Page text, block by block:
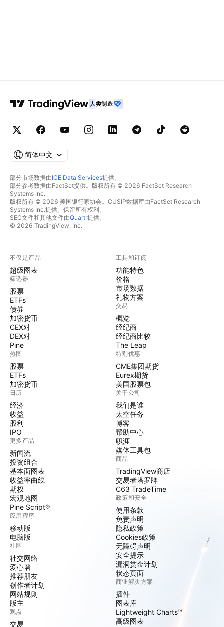
人类制造
简体中文
部分市场数据由ICE Data Services提供。
部分参考数据由FactSet提供。版权所有 © 2026 FactSet Research
Systems Inc.
版权所有 © 2026 美国银行家协会。CUSIP数据库由FactSet Research
Systems Inc.提供。保留所有权利。
SEC文件和其他文件由Quartr提供。
© 2026 TradingView, Inc.
不仅是产品
超级图表
筛选器
股票
ETFs
债券
加密货币
CEX对
DEX对
Pine
热图
股票
ETFs
加密货币
日历
经济
收益
股利
IPO
更多产品
新闻流
投资组合
基本面图表
收益率曲线
期权
宏观地图
Pine Script®
应用程序
移动版
电脑版
社区
社交网络
爱心墙
推荐朋友
创作者计划
网站规则
版主
观点
交易
工具和订阅
功能特色
价格
市场数据
礼物方案
交易
概览
经纪商
经纪商比较
The Leap
特别优惠
CME集团期货
Eurex期货
美国股票包
关于公司
我们是谁
太空任务
博客
帮助中心
职涯
媒体工具包
商品
TradingView商店
交易者塔罗牌
C63 TradeTime
政策和安全
使用条款
免责声明
隐私政策
Cookies政策
无障碍声明
安全提示
漏洞赏金计划
状态页面
商业解决方案
插件
图表库
Lightweight Charts™
高级图表